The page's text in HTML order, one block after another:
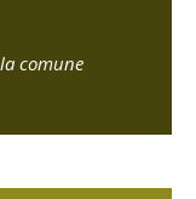
comune